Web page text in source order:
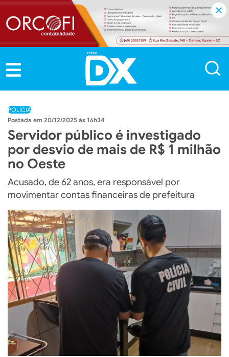
POLÍCIA
20/12/2025 às 16h34
Servidor público é investigado
por desvio de mais de R$ 1 milhão
no Oeste
Acusado, de 62 anos, era responsável por
movimentar contas financeiras de prefeitura